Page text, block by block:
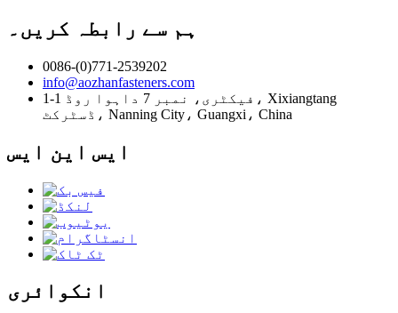
ہم سے رابطہ کریں۔
0086-(0)771-2539202
info@aozhanfasteners.com
1-1 فیکٹری، نمبر 7 داہوا روڈ، Xixiangtang
ڈسٹرکٹ، Nanning City، Guangxi، China
ایس این ایس
انکوائری